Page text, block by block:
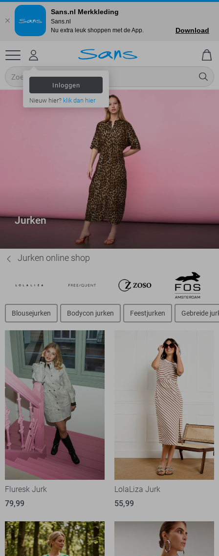
Inloggen
Nieuw hier? klik dan hier
Jurken
Jurken online shop
Blousejurken Bodycon jurken Feestjurken Gebreide
Fluresk Jurk
79,99
LolaLiza Jurk
55,99
Sans.nl Merkkleding
Sans.nl
Nu extra leuk shoppen met de App.
Download